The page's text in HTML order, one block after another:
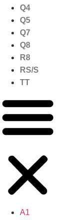
Q4
Q5
Q7
Q8
R8
RS/S
TT
A1